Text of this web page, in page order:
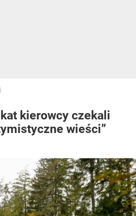
kierowcy czekali
wieści”